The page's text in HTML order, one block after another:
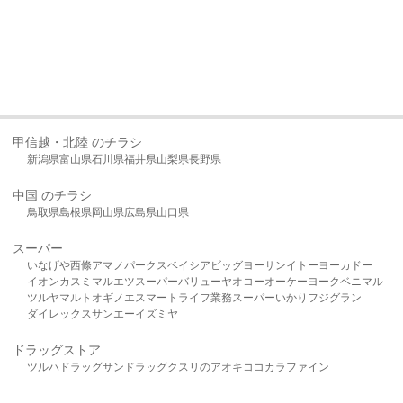
甲信越・北陸 のチラシ
新潟県富山県石川県福井県山梨県長野県
中国 のチラシ
鳥取県島根県岡山県広島県山口県
スーパー
いなげや西條アマノパークスベイシア ビッグヨーサンイトーヨーカドー
イオンカスミ マルエツスーパーバリューヤオコーオーケー ヨークベニマル
ツルヤマルト オギノ エスマート ライフ業務スーパーいかり フジグラン
ダイレックスサンエーイズミヤ
ドラッグストア
ツルハドラッグサンドラッグクスリのアオキ ココカラファイン